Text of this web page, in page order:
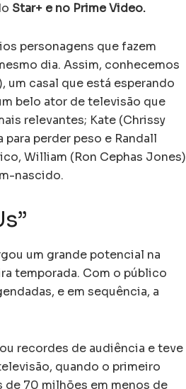
Star+ e no Prime Video.
personagens que fazem
dia. Assim, conhecemos
um casal que está esperando
belo ator de televisão que
relevantes; Kate (Chrissy
perder peso e Randall
William (Ron Cephas Jones)
nascido.
um grande potencial na
temporada. Com o público
e em sequência, a
recordes de audiência e teve
quando o primeiro
70 milhões em menos de